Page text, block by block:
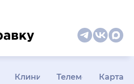
КлиникамТелемедицина
Карта